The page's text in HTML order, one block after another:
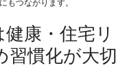
もつながります。
康・住宅リ
習慣化が大切